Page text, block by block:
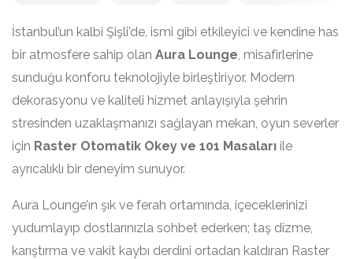
İstanbul’un kalbi Şişli’de, ismi gibi etkileyici ve kendine has
bir atmosfere sahip olan Aura Lounge, misafirlerine
sunduğu konforu teknolojiyle birleştiriyor. Modern
dekorasyonu ve kaliteli hizmet anlayışıyla şehrin
stresinden uzaklaşmanızı sağlayan mekan, oyun severler
için Raster Otomatik Okey ve 101 Masaları ile
ayrıcalıklı bir deneyim sunuyor.
Aura Lounge’ın şık ve ferah ortamında, içeceklerinizi
yudumlayıp dostlarınızla sohbet ederken; taş dizme,
karıştırma ve vakit kaybı derdini ortadan kaldıran Raster